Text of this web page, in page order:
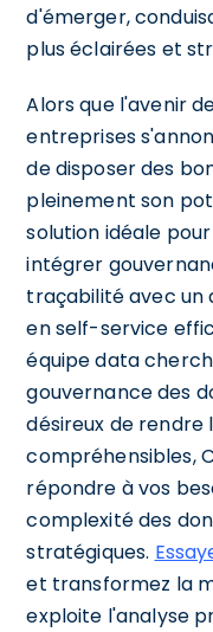
d'émerger,
plus éclairées et
Alors que l'avenir
entreprises
de disposer des
pleinement son
solution idéale
intégrer
traçabilité avec un
en self-service
équipe data
gouvernance des
désireux de rendre
compréhensibles,
répondre à vos
complexité des
stratégiques.
et transformez la
exploite l'analyse